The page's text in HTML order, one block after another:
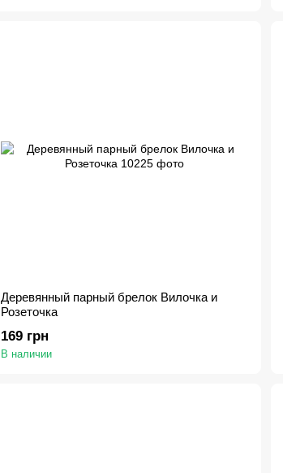
Деревянный парный брелок Вилочка и
Розеточка
169 грн
В наличии